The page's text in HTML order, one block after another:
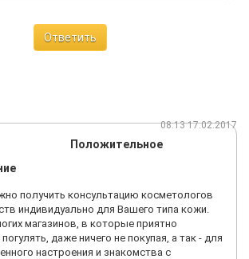
Ответить
08:13 17.02.2017
Положительное
получить консультацию косметологов
индивидуально для Вашего типа кожи.
магазинов, в которые приятно
даже ничего не покупая, а так - для
настроения и знакомства с